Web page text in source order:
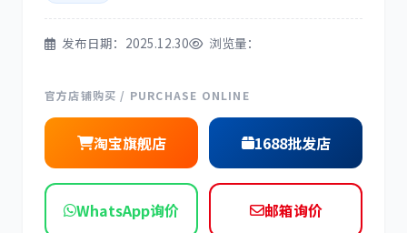
现代 帕金斯
发布日期：2025.12.30 浏览量：
官方店铺购买 / PURCHASE ONLINE
淘宝旗舰店 1688批发店
WhatsApp询价 邮箱询价